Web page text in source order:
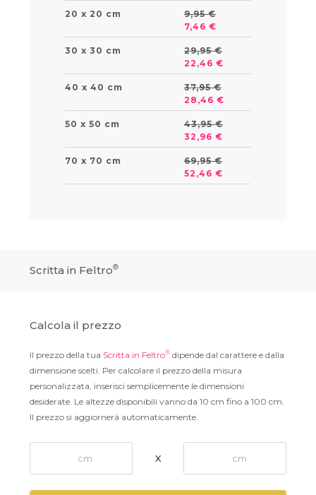
20 x 20 cm
9,95 €
7,46 €
30 x 30 cm
29,95 €
22,46 €
40 x 40 cm
37,95 €
28,46 €
50 x 50 cm
43,95 €
32,96 €
70 x 70 cm
69,95 €
52,46 €
Scritta in Feltro®
Calcola il prezzo
Il prezzo della tua Scritta in Feltro® dipende dal carattere e dalla
dimensione scelti. Per calcolare il prezzo della misura
personalizzata, inserisci semplicemente le dimensioni
desiderate. Le altezze disponibili vanno da 10 cm fino a 100 cm.
Il prezzo si aggiornerà automaticamente.
X